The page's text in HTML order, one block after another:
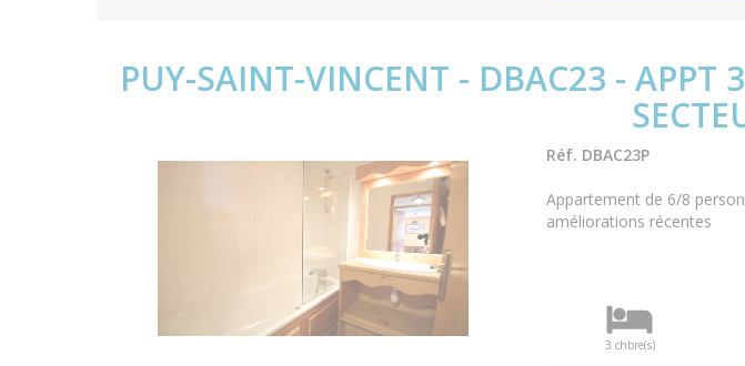
PUY-SAINT-VINCENT - DBAC23 - APPT
Réf. DBAC23P
Appartement de 6/8
améliorations récentes
3 chbre(s)